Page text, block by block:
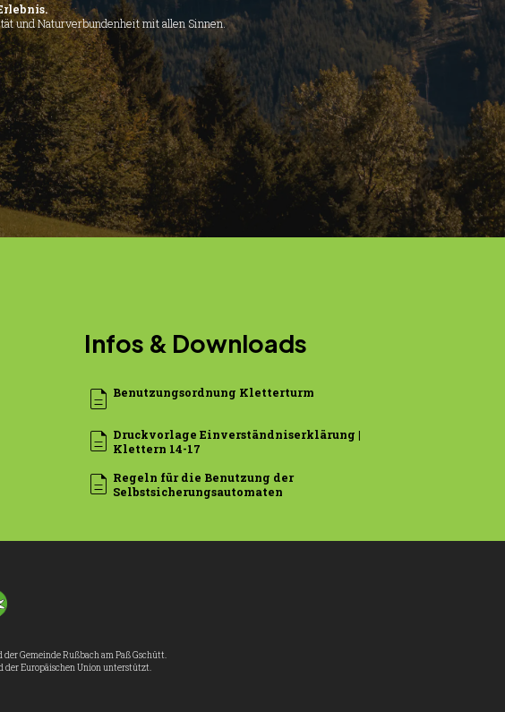
und Naturverbundenheit mit allen Sinnen.
Infos & Downloads
description Benutzungsordnung Kletterturm
description Druckvorlage Einverständniserklärung |
Klettern 14-17
description Regeln für die Benutzung der
Selbst­sicherungs­automaten
Gemeinde Rußbach am Paß Gschütt.
der Europäischen Union unterstützt.